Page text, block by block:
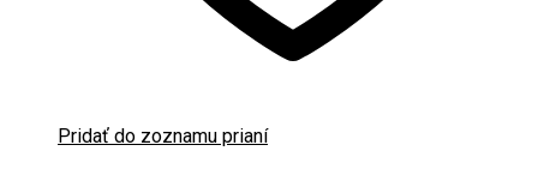
Pridať do zoznamu prianí